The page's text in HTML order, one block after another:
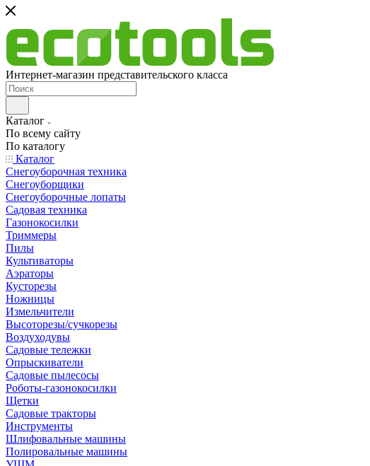
Интернет-магазин представительского класса
Каталог
По всему сайту
По каталогу
Каталог
Снегоуборочная техника
Снегоуборщики
Снегоуборочные лопаты
Садовая техника
Газонокосилки
Триммеры
Пилы
Культиваторы
Аэраторы
Кусторезы
Ножницы
Измельчители
Высоторезы/сучкорезы
Воздуходувы
Садовые тележки
Опрыскиватели
Садовые пылесосы
Роботы-газонокосилки
Щетки
Садовые тракторы
Инструменты
Шлифовальные машины
Полировальные машины